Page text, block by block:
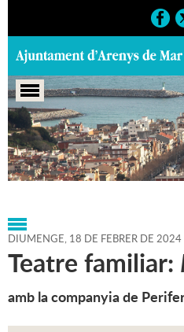
Portada > Regidories > Cultura
Principal > Agenda > 18-02-
DIUMENGE, 18 DE FEBRER DE 2024
Teatre familiar:
amb la companyia de